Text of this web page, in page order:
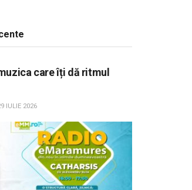
care îți dă ritmul
IULIE 2026